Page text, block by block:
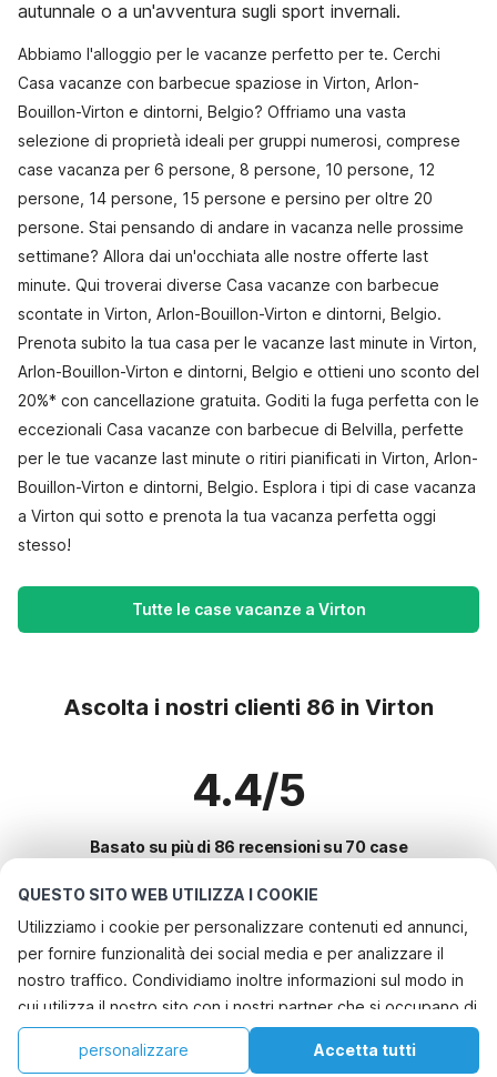
QUESTO SITO WEB UTILIZZA I COOKIE
Utilizziamo i cookie per personalizzare contenuti ed annunci,
per fornire funzionalità dei social media e per analizzare il
nostro traffico. Condividiamo inoltre informazioni sul modo in
cui utilizza il nostro sito con i nostri partner che si occupano di
analisi dei dati web, pubblicità e social media, i quali
potrebbero combinarle con altre informazioni che ha fornito
Accetta tutti
personalizzare
autunnale o a un'avventura sugli sport invernali.
Abbiamo l'alloggio per le vacanze perfetto per te. Cerchi
Casa vacanze con barbecue spaziose in Virton, Arlon-
Bouillon-Virton e dintorni, Belgio? Offriamo una vasta
selezione di proprietà ideali per gruppi numerosi, comprese
case vacanza per 6 persone, 8 persone, 10 persone, 12
persone, 14 persone, 15 persone e persino per oltre 20
persone. Stai pensando di andare in vacanza nelle prossime
settimane? Allora dai un'occhiata alle nostre offerte last
minute. Qui troverai diverse Casa vacanze con barbecue
scontate in Virton, Arlon-Bouillon-Virton e dintorni, Belgio.
Prenota subito la tua casa per le vacanze last minute in Virton,
Arlon-Bouillon-Virton e dintorni, Belgio e ottieni uno sconto del
20%* con cancellazione gratuita. Goditi la fuga perfetta con le
eccezionali Casa vacanze con barbecue di Belvilla, perfette
per le tue vacanze last minute o ritiri pianificati in Virton, Arlon-
Bouillon-Virton e dintorni, Belgio. Esplora i tipi di case vacanza
a Virton qui sotto e prenota la tua vacanza perfetta oggi
stesso!
Tutte le case vacanze a Virton
Ascolta i nostri clienti 86 in Virton
4.4/5
Basato su più di 86 recensioni su 70 case
Le destinazioni più popolari per le
vacanze
Città con i migliori servizi per le vacanze
Casa vacanze a misura di bambino bayeux
Città con i migliori servizi per le vacanze
Casa Lista dei desideri Prenotazioni Account